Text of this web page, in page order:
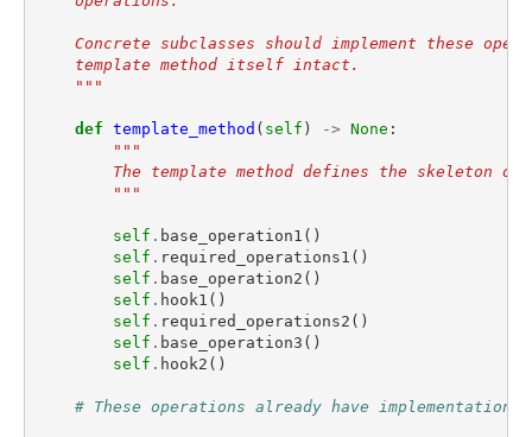
Concrete subclasses should implement these
    template method itself intact.
    """
def template_method ( self ) -> None :
"""
The template method defines the skeleton of
        """
self . base_operation1 ()
self . required_operations1 ()
self . base_operation2 ()
self . hook1 ()
self . required_operations2 ()
self . base_operation3 ()
self . hook2 ()
# These operations already have implementations.